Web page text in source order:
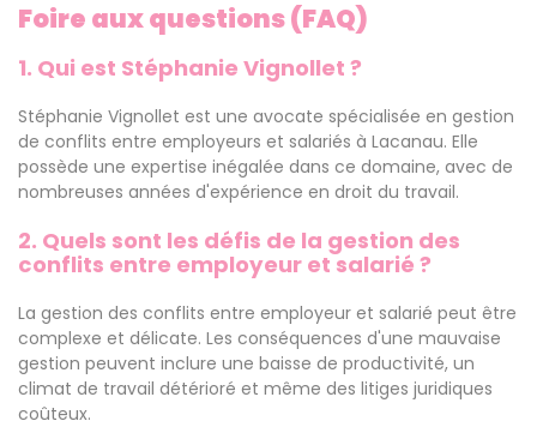
Foire aux questions (FAQ)
1. Qui est Stéphanie Vignollet ?
Stéphanie Vignollet est une avocate spécialisée en gestion
de conflits entre employeurs et salariés à Lacanau. Elle
possède une expertise inégalée dans ce domaine, avec de
nombreuses années d'expérience en droit du travail.
2. Quels sont les défis de la gestion des
conflits entre employeur et salarié ?
La gestion des conflits entre employeur et salarié peut être
complexe et délicate. Les conséquences d'une mauvaise
gestion peuvent inclure une baisse de productivité, un
climat de travail détérioré et même des litiges juridiques
coûteux.